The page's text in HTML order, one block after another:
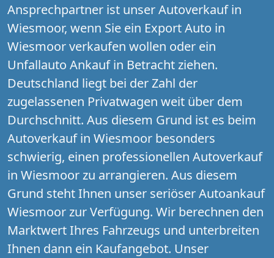
Ansprechpartner ist unser Autoverkauf in
Wiesmoor, wenn Sie ein Export Auto in
Wiesmoor verkaufen wollen oder ein
Unfallauto Ankauf in Betracht ziehen.
Deutschland liegt bei der Zahl der
zugelassenen Privatwagen weit über dem
Durchschnitt. Aus diesem Grund ist es beim
Autoverkauf in Wiesmoor besonders
schwierig, einen professionellen Autoverkauf
in Wiesmoor zu arrangieren. Aus diesem
Grund steht Ihnen unser seriöser Autoankauf
Wiesmoor zur Verfügung. Wir berechnen den
Marktwert Ihres Fahrzeugs und unterbreiten
Ihnen dann ein Kaufangebot. Unser